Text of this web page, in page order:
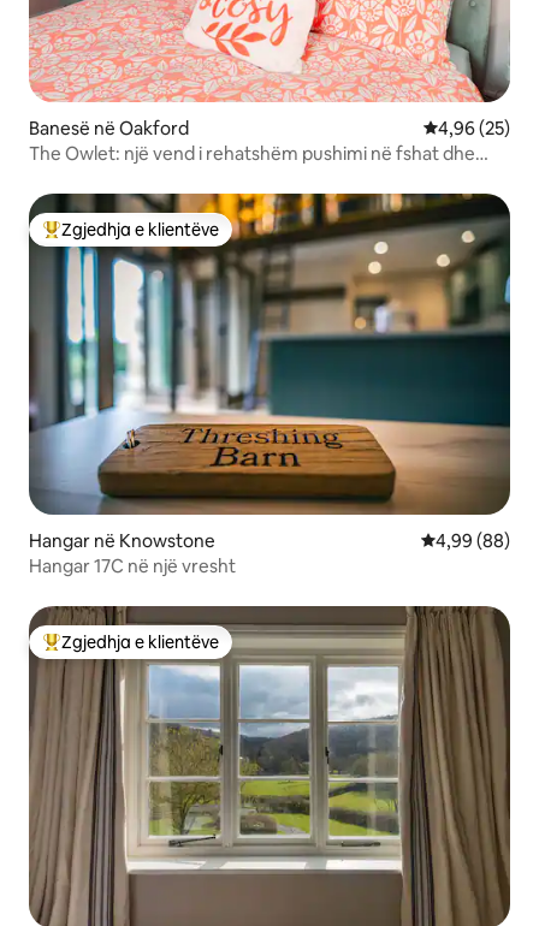
Banesë në Oakford Vlerësimi
4,96 (25)
The Owlet: një vend i rehatshëm pushimi në fshat dhe
Më të mirat e zgjedhjeve të klientëve
Zgjedhja e klientëve
Hangar në Knowstone Vlerësimi
4,99 (88)
Hangar 17C në një vresht
Më të mirat e zgjedhjeve të klientëve
Zgjedhja e klientëve